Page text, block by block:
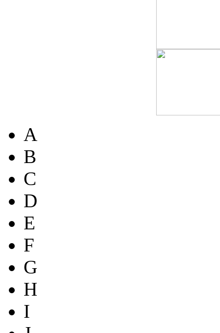
A
B
C
D
E
F
G
H
I